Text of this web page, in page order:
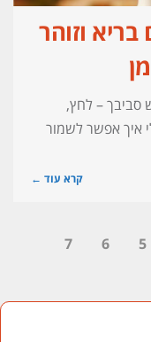
וזוהר
סביבך – לחץ,
איך אפשר לשמור
קרא עוד ←
5
6
7